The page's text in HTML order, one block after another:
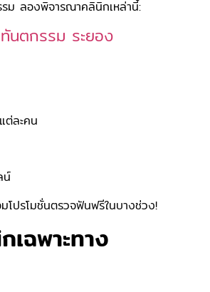
ม ลองพิจารณาคลินิกเหล่านี้:
นตกรรม ระยอง
ต่ละคน
น์
ปรโมชั่นตรวจฟันฟรีในบางช่วง!
ฉพาะทาง